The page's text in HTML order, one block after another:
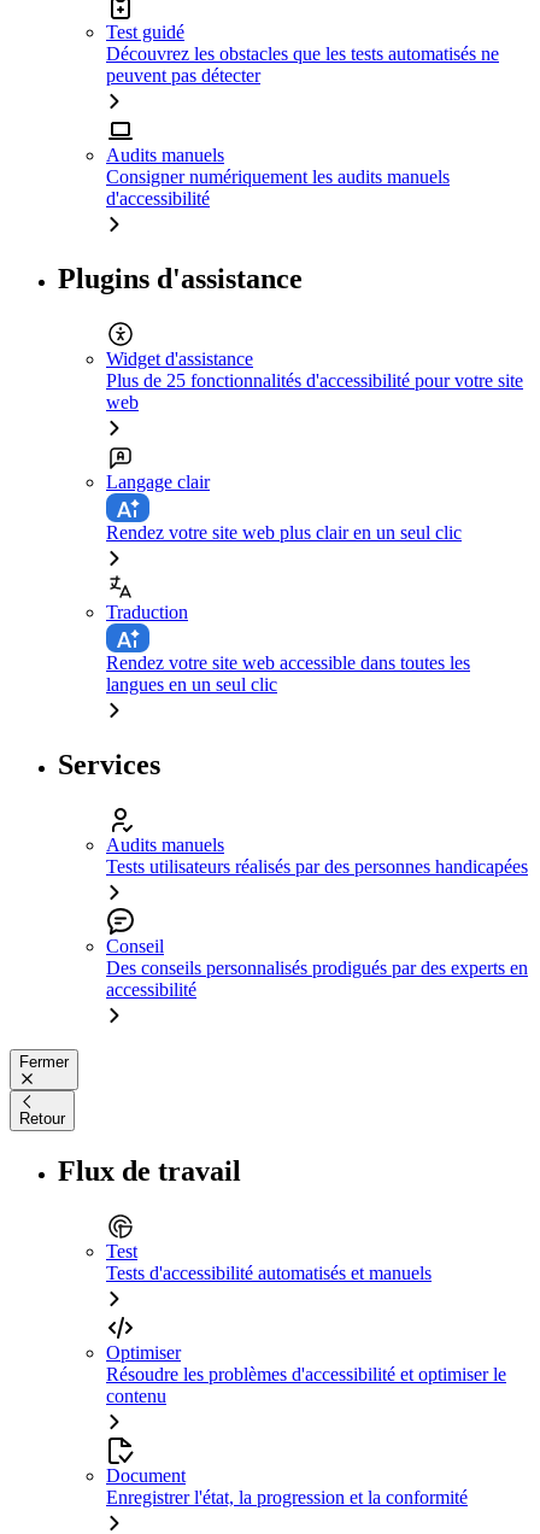
Test guidé
Découvrez les obstacles que les tests automatisés ne
peuvent pas détecter
Audits manuels
Consigner numériquement les audits manuels
d'accessibilité
Plugins d'assistance
Widget d'assistance
Plus de 25 fonctionnalités d'accessibilité pour votre site
web
Langage clair
Rendez votre site web plus clair en un seul clic
Traduction
Rendez votre site web accessible dans toutes les
langues en un seul clic
Services
Audits manuels
Tests utilisateurs réalisés par des personnes handicapées
Conseil
Des conseils personnalisés prodigués par des experts en
accessibilité
Fermer
Retour
Flux de travail
Test
Tests d'accessibilité automatisés et manuels
Optimiser
Résoudre les problèmes d'accessibilité et optimiser le
contenu
Document
Enregistrer l'état, la progression et la conformité